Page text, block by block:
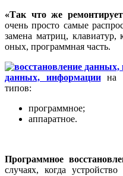
«Так что же
очень просто самые
замена матриц,
оных, программная часть.
данных, информации
на
типов:
программное;
аппаратное.
Программное
случаях, когда